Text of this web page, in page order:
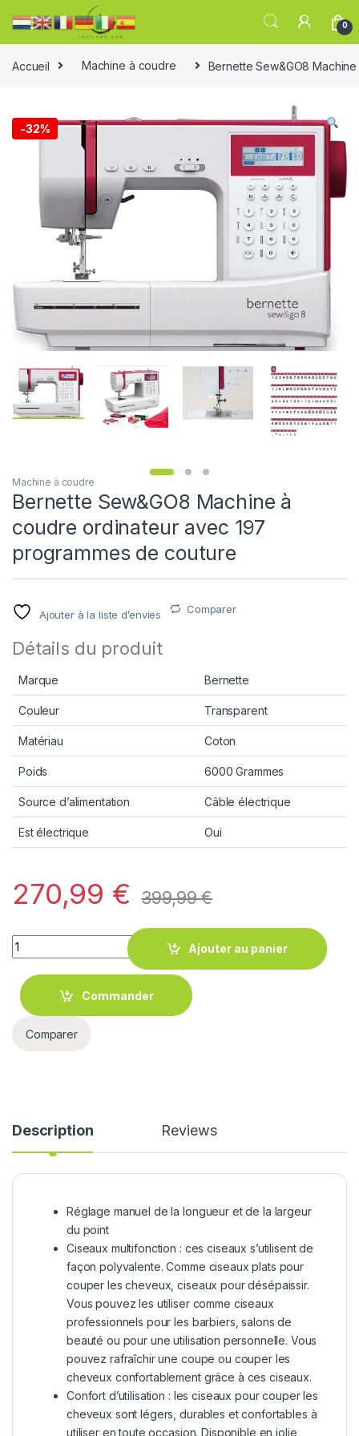
0
Accueil Machine à coudre Bernette Sew&GO8
-32%
Machine à coudre
Bernette Sew&GO8 Machine à
coudre ordinateur avec 197
programmes de couture
Ajouter à la liste d’envies Comparer
Détails du produit
Marque Bernette
Couleur Transparent
Matériau Coton
Poids 6000 Grammes
Source d’alimentation Câble électrique
Est électrique Oui
270,99 € 399,99€
Quantity
Ajouter au panier
Commander
Comparer
Description Reviews
Réglage manuel de la longueur et de la largeur
du point
Ciseaux multifonction : ces ciseaux s’utilisent de
façon polyvalente. Comme ciseaux plats pour
couper les cheveux, ciseaux pour désépaissir.
Vous pouvez les utiliser comme ciseaux
professionnels pour les barbiers, salons de
beauté ou pour une utilisation personnelle. Vous
pouvez rafraîchir une coupe ou couper les
cheveux confortablement grâce à ces ciseaux.
Confort d’utilisation : les ciseaux pour couper les
cheveux sont légers, durables et confortables à
utiliser en toute occasion. Disponible en jolie